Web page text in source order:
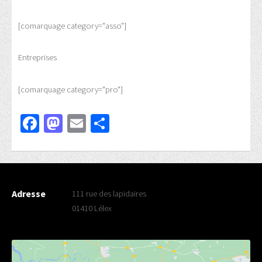
[comarquage category="asso"]
Entreprises
[comarquage category="pro"]
Facebook
Mastodon
Email
Adresse
111 rue des lapidaires
01410 Lélex